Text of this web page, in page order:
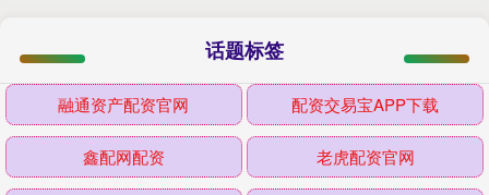
话题标签
融通资产配资官网 配资交易宝APP下载
鑫配网配资 老虎配资官网